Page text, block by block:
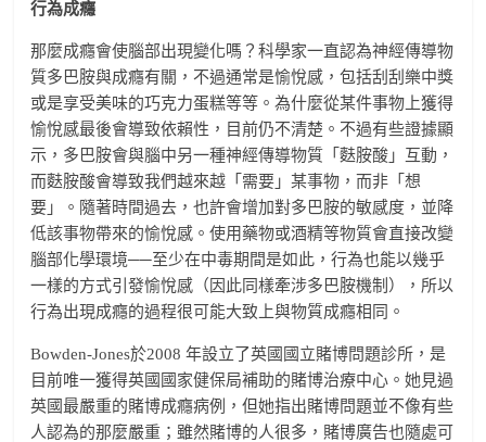
行為成癮
那麼成癮會使腦部出現變化嗎？科學家一直認為神經傳導物
質多巴胺與成癮有關，不過通常是愉悅感，包括刮刮樂中獎
或是享受美味的巧克力蛋糕等等。為什麼從某件事物上獲得
愉悅感最後會導致依賴性，目前仍不清楚。不過有些證據顯
示，多巴胺會與腦中另一種神經傳導物質「麩胺酸」互動，
而麩胺酸會導致我們越來越「需要」某事物，而非「想
要」。隨著時間過去，也許會增加對多巴胺的敏感度，並降
低該事物帶來的愉悅感。使用藥物或酒精等物質會直接改變
腦部化學環境──至少在中毒期間是如此，行為也能以幾乎
一樣的方式引發愉悅感（因此同樣牽涉多巴胺機制），所以
行為出現成癮的過程很可能大致上與物質成癮相同。
Bowden-Jones於2008 年設立了英國國立賭博問題診所，是
目前唯一獲得英國國家健保局補助的賭博治療中心。她見過
英國最嚴重的賭博成癮病例，但她指出賭博問題並不像有些
人認為的那麼嚴重；雖然賭博的人很多，賭博廣告也隨處可